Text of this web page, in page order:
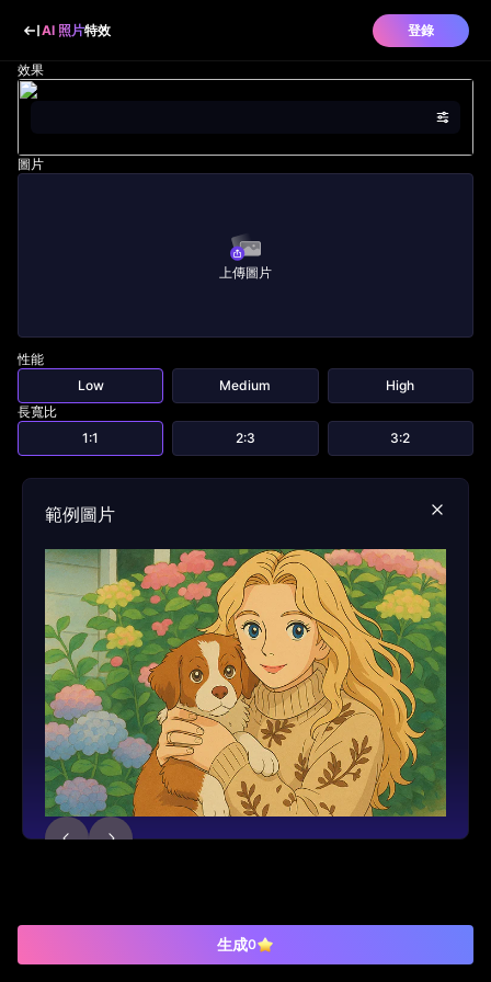
AI 照片特效 登錄
效果
圖片
上傳圖片
性能
Low
Medium
High
長寬比
1:1
2:3 3:2
生成0
範例圖片